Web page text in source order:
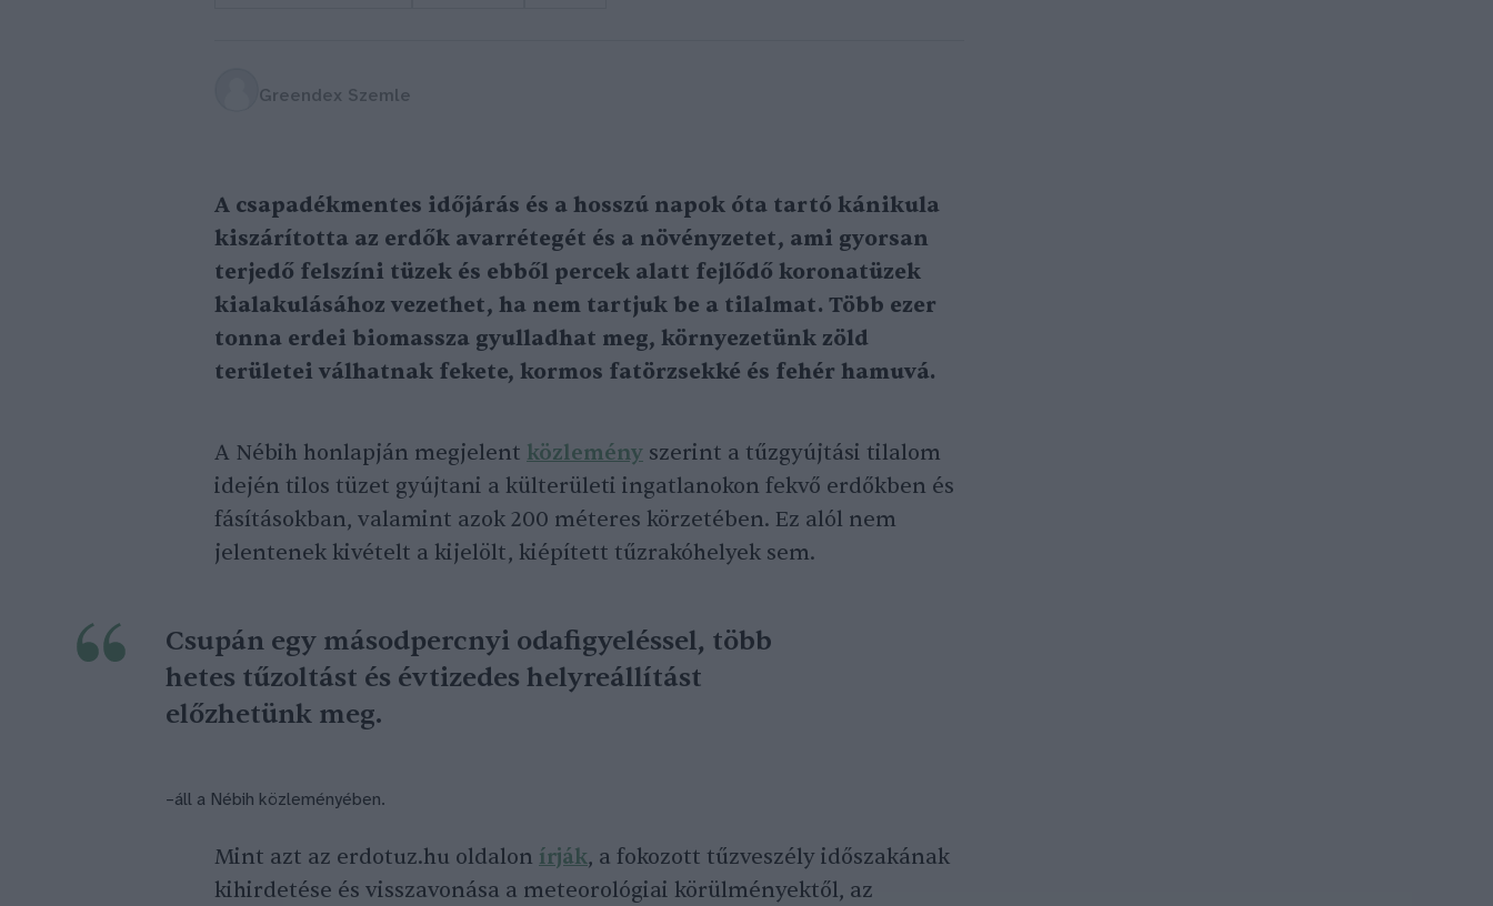
Greendex Szemle
A csapadékmentes időjárás és a hosszú napok óta tartó kánikula
kiszárította az erdők avarrétegét és a növényzetet, ami gyorsan
terjedő felszíni tüzek és ebből percek alatt fejlődő koronatüzek
kialakulásához vezethet, ha nem tartjuk be a tilalmat. Több ezer
tonna erdei biomassza gyulladhat meg, környezetünk zöld
területei válhatnak fekete, kormos fatörzsekké és fehér hamuvá.
A Nébih honlapján megjelent közlemény szerint a tűzgyújtási tilalom
idején tilos tüzet gyújtani a külterületi ingatlanokon fekvő erdőkben és
fásításokban, valamint azok 200 méteres körzetében. Ez alól nem
jelentenek kivételt a kijelölt, kiépített tűzrakóhelyek sem.
Csupán egy másodpercnyi odafigyeléssel, több
hetes tűzoltást és évtizedes helyreállítást
előzhetünk meg.
–áll a Nébih közleményében.
Mint azt az erdotuz.hu oldalon írják, a fokozott tűzveszély időszakának
kihirdetése és visszavonása a meteorológiai körülményektől, az